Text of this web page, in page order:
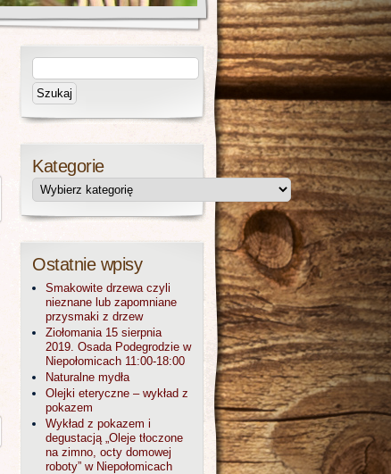
Kategorie
Ostatnie wpisy
Smakowite drzewa czyli
nieznane lub zapomniane
przysmaki z drzew
Ziołomania 15 sierpnia
2019. Osada Podegrodzie w
Niepołomicach 11:00-18:00
Naturalne mydła
Olejki eteryczne – wykład z
pokazem
Wykład z pokazem i
degustacją „Oleje tłoczone
na zimno, octy domowej
roboty” w Niepołomicach